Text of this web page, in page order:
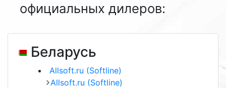
официальных дилеров:
Беларусь
Allsoft.ru (Softline)
Allsoft.ru (Softline)